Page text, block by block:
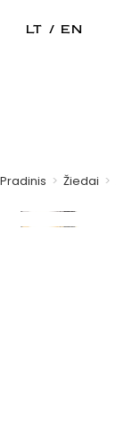
LT EN
Pradinis > Žiedai >